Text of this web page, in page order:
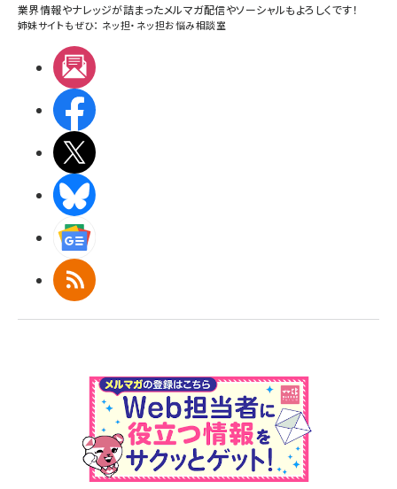
業界情報やナレッジが詰まったメルマガ配信やソーシャルもよろしくです！
姉妹サイトもぜひ： ネッ担・ ネッ担お悩み相談室
RSS